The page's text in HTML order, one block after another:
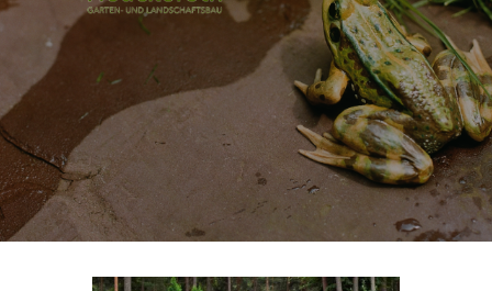
Start
uns
Leistungen
Partner
Jobs
Kontakt